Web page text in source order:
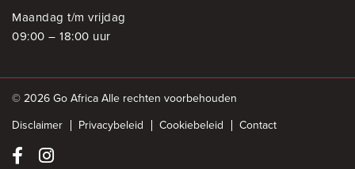
Maandag t/m vrijdag
09:00 – 18:00 uur
© 2026 Go Africa Alle rechten voorbehouden
Disclaimer
Privacybeleid Cookiebeleid Contact